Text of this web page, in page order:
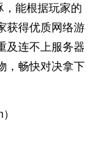
能根据玩家的
获得优质网络游
及连不上服务器
，畅快对决拿下